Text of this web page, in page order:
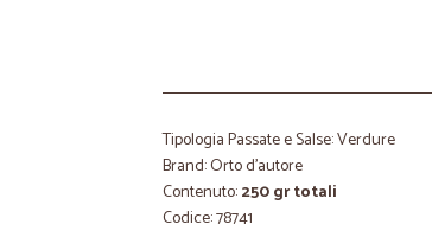
Tipologia Passate e Salse: Verdure
Brand: Orto d'autore
Contenuto:250 gr totali
Codice: 78741